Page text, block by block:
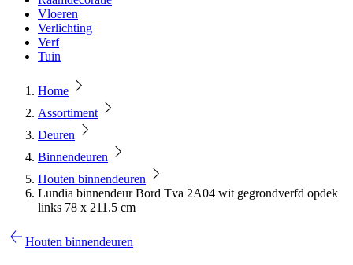
Vloeren
Verlichting
Verf
Tuin
Home
Assortiment
Deuren
Binnendeuren
Houten binnendeuren
Lundia binnendeur Bord Tva 2A04 wit gegrondverfd opdek
links 78 x 211.5 cm
Houten binnendeuren